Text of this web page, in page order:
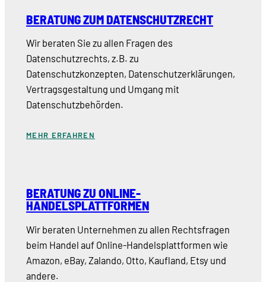
BERATUNG ZUM DATENSCHUTZRECHT
Wir beraten Sie zu allen Fragen des
Datenschutzrechts, z.B. zu
Datenschutzkonzepten, Datenschutzerklärungen,
Vertragsgestaltung und Umgang mit
Datenschutzbehörden.
MEHR ERFAHREN
BERATUNG ZU ONLINE-
HANDELSPLATTFORMEN
Wir beraten Unternehmen zu allen Rechtsfragen
beim Handel auf Online-Handelsplattformen wie
Amazon, eBay, Zalando, Otto, Kaufland, Etsy und
andere.